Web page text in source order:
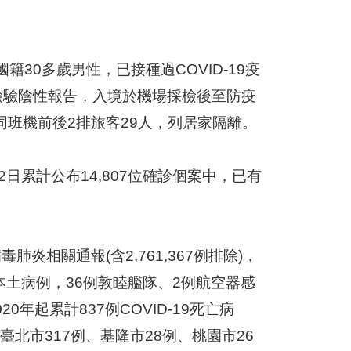
籍30多歲男性，已接種過COVID-19疫
陰性報告，入境於機場採檢後至防疫
機前後2排旅客29人，列居家隔離。
累計公布14,807位確診個案中，已有
肺炎相關通報(含2,761,367例排除)，
病例，36例敦睦艦隊、2例航空器感
年起累計837例COVID-19死亡病
北市317例、基隆市28例、桃園市26